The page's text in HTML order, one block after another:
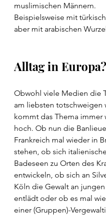
muslimischen Männern.
Beispielsweise mit
aber mit arabischen
Alltag in Europa?
Obwohl viele Medien die
am liebsten totschweigen
kommt das Thema immer
hoch. Ob nun die
Frankreich mal wieder in
stehen, ob sich italienische
Badeseen zu Orten des
entwickeln, ob sich an
Köln die Gewalt an jungen
entlädt oder ob es mal
einer (Gruppen)-